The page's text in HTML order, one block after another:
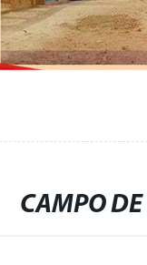
CAMPO